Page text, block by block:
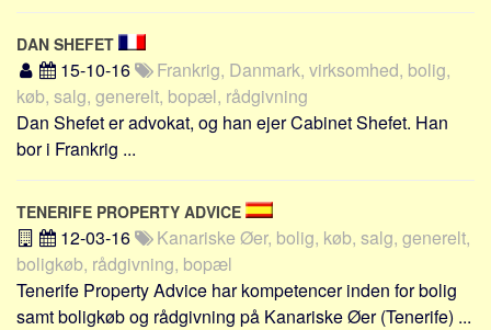
Alle
Aspekter
Køb og salg
Jura og regler
Skatter og afgifter
Statistik
Praktisk
DAN SHEFET
15-10-16
Frankrig, Danmark, virksomhed, bolig,
køb, salg, generelt, bopæl, rådgivning
Dan Shefet er advokat, og han ejer Cabinet Shefet. Han
bor i Frankrig ...
TENERIFE PROPERTY ADVICE
12-03-16
Kanariske Øer, bolig, køb, salg, generelt,
boligkøb, rådgivning, bopæl
Tenerife Property Advice har kompetencer inden for bolig
samt boligkøb og rådgivning på Kanariske Øer (Tenerife) ...